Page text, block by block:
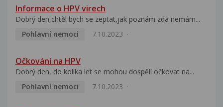
Informace o HPV virech
Dobrý den,chtěl bych se zeptat,jak poznám zda nemám...
Pohlavní nemoci
7.10.2023
Očkování na HPV
Dobrý den, do kolika let se mohou dospělí očkovat na...
Pohlavní nemoci
7.10.2023